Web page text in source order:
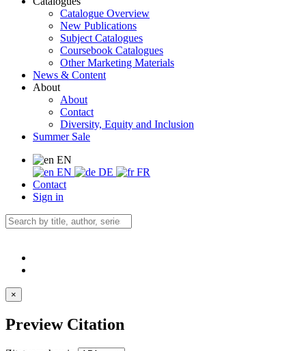
Catalogue Overview
New Publications
Subject Catalogues
Coursebook Catalogues
Other Marketing Materials
News & Content
About
About
Contact
Diversity, Equity and Inclusion
Summer Sale
EN
EN
DE
FR
Contact
Sign in
×
Preview Citation